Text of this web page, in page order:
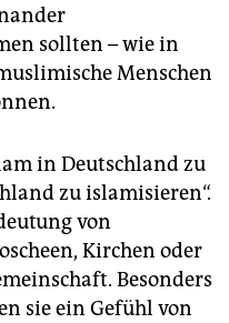
sollten – wie in
Menschen
in Deutschland zu
zu islamisieren“.
von
Kirchen oder
Besonders
sie ein Gefühl von